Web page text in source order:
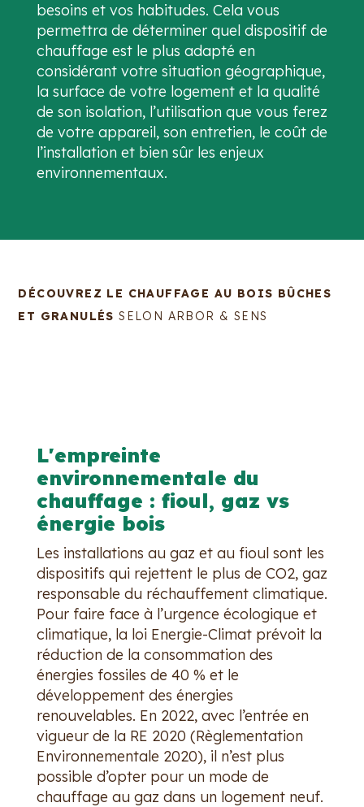
besoins et vos habitudes. Cela vous
permettra de déterminer quel dispositif de
chauffage est le plus adapté en
considérant votre situation géographique,
la surface de votre logement et la qualité
de son isolation, l’utilisation que vous ferez
de votre appareil, son entretien, le coût de
l’installation et bien sûr les enjeux
environnementaux.
DÉCOUVREZ LE CHAUFFAGE AU BOIS BÛCHES
ET GRANULÉS SELON ARBOR & SENS
L'empreinte
environnementale du
chauffage : fioul, gaz vs
énergie bois
Les installations au gaz et au fioul sont les
dispositifs qui rejettent le plus de CO2, gaz
responsable du réchauffement climatique.
Pour faire face à l’urgence écologique et
climatique, la loi Energie-Climat prévoit la
réduction de la consommation des
énergies fossiles de 40 % et le
développement des énergies
renouvelables. En 2022, avec l’entrée en
vigueur de la RE 2020 (Règlementation
Environnementale 2020), il n’est plus
possible d’opter pour un mode de
chauffage au gaz dans un logement neuf.